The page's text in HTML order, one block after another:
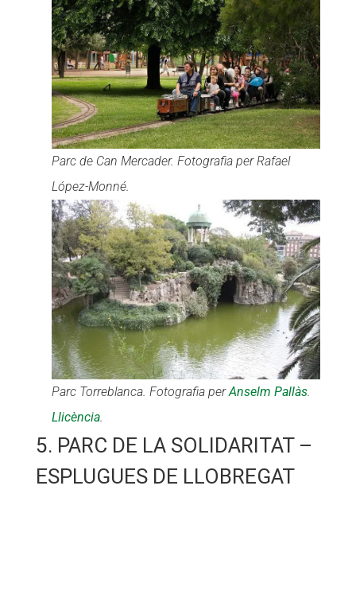
Parc de Can Mercader. Fotografia per Rafael
López-Monné.
Parc Torreblanca. Fotografia perAnselm Pallàs.
Llicència.
5. PARC DE LA SOLIDARITAT –
ESPLUGUES DE LLOBREGAT